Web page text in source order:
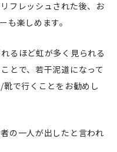
フレッシュされた後、お
も楽しめます。
るほど虹が多く見られる
とで、若干泥道になって
で行くことをお勧めし
の一人が出したと言われ